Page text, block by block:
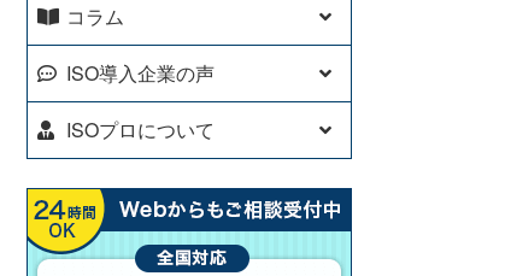
コラム
ISO導入企業の声
ISOプロについて